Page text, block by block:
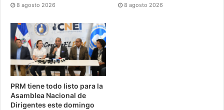
8 agosto 2026 8 agosto 2026
PRM tiene todo listo para la
Asamblea Nacional de
Dirigentes este domingo